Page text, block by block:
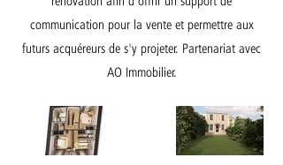
communication pour la vente et permettre aux
futurs acquéreurs de s'y projeter. Partenariat avec
AO Immobilier.